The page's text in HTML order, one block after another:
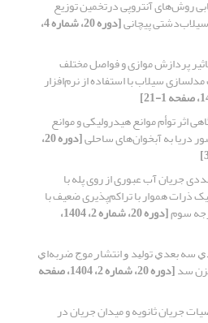
روش‌های آنتروپی درتخمین توزیع
پیچانی [دوره 20، شماره 4،
پردازش موازی و فواصل مختلف
سیلاب با استفاده از نرم‌افزار
اثر توأم موانع هیدرولیکی و موانع
دریا به آبخوان‌های ساحلی [دوره 20،
جریان آب عبوری از روی پله با
ذرات هموار با تراکم‌پذیری ضعیف با
سوم [دوره 20، شماره 2، 1404،
ﺳﻪ ﺑﻌﺪﻱ ﺗﻮﻟﻴﺪ ﻭ ﺍﻧﺘﺸﺎﺭ ﻣﻮﺝ ﺿﺮﺑﻪﺍﻱ
ﺳﺪ [دوره 20، شماره 2، 1404، صفحه
جریان ثانویه و میدان جریان در